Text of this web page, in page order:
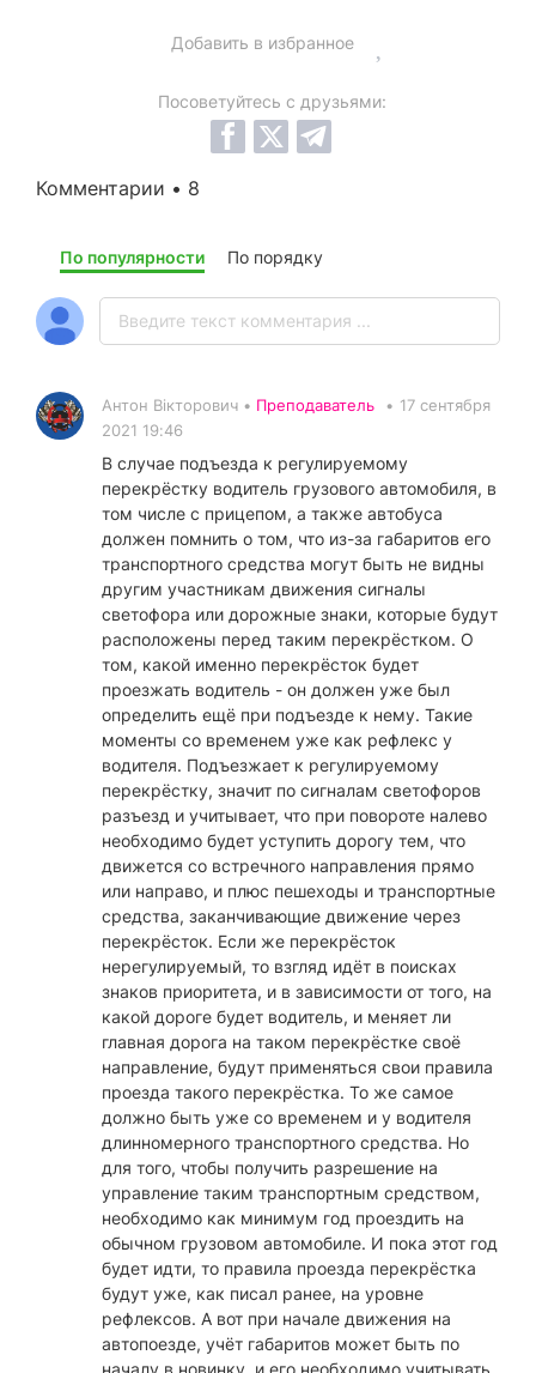
Добавить в избранное
Посоветуйтесь с друзьями:
Комментарии • 8
По популярности По порядку
Антон Вікторович • Преподаватель • 17 сентября
2021 19:46
В случае подъезда к регулируемому
перекрёстку водитель грузового автомобиля, в
том числе с прицепом, а также автобуса
должен помнить о том, что из-за габаритов его
транспортного средства могут быть не видны
другим участникам движения сигналы
светофора или дорожные знаки, которые будут
расположены перед таким перекрёстком. О
том, какой именно перекрёсток будет
проезжать водитель - он должен уже был
определить ещё при подъезде к нему. Такие
моменты со временем уже как рефлекс у
водителя. Подъезжает к регулируемому
перекрёстку, значит по сигналам светофоров
разъезд и учитывает, что при повороте налево
необходимо будет уступить дорогу тем, что
движется со встречного направления прямо
или направо, и плюс пешеходы и транспортные
средства, заканчивающие движение через
перекрёсток. Если же перекрёсток
нерегулируемый, то взгляд идёт в поисках
знаков приоритета, и в зависимости от того, на
какой дороге будет водитель, и меняет ли
главная дорога на таком перекрёстке своё
направление, будут применяться свои правила
проезда такого перекрёстка. То же самое
должно быть уже со временем и у водителя
длинномерного транспортного средства. Но
для того, чтобы получить разрешение на
управление таким транспортным средством,
необходимо как минимум год проездить на
обычном грузовом автомобиле. И пока этот год
будет идти, то правила проезда перекрёстка
будут уже, как писал ранее, на уровне
рефлексов. А вот при начале движения на
автопоезде, учёт габаритов может быть по
началу в новинку, и его необходимо учитывать